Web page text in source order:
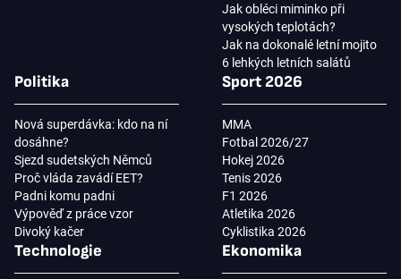
Jak obléci miminko při
vysokých teplotách?
Jak na dokonalé letní mojito
6 lehkých letních salátů
Politika
Nová superdávka: kdo na ní
dosáhne?
Sjezd sudetských Němců
Proč vláda zavádí EET?
Padni komu padni
Výpověď z práce vzor
Divoký kačer
Sport 2026
MMA
Fotbal 2026/27
Hokej 2026
Tenis 2026
F1 2026
Atletika 2026
Cyklistika 2026
Technologie Ekonomika